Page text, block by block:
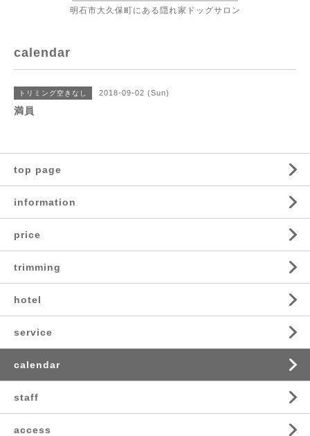
明石市大久保町にある隠れ家ドッグサロン
calendar
トリミング空きなし 2018-09-02 (Sun)
満員
top page
information
price
trimming
hotel
service
calendar
staff
access